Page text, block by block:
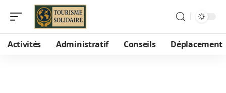
Activités Administratif Conseils Déplacement